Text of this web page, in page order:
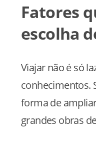
Fatores
escolha
Viajar não é só
conhecimentos.
forma de
grandes obras